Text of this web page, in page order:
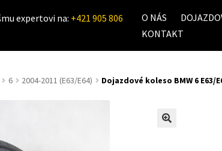
expertovi na: +421 905 806
O NÁS
KONTAKT
6 2004-2011 (E63/E64) Dojazdové koleso BMW 6 E63/